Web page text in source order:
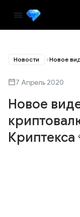
Новости
7 Апрель 2020
Новое